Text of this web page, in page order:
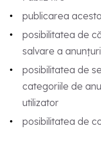
publicarea
posibilitatea de
salvare a
posibilitatea de
categoriile de
utilizator
posibilitatea de